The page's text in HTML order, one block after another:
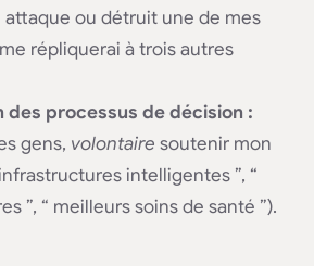
attaque ou détruit une de mes
répliquerai à trois autres
des processus de décision :
gens, volontaire soutenir mon
intelligentes ”, “
”, “ meilleurs soins de santé ”).